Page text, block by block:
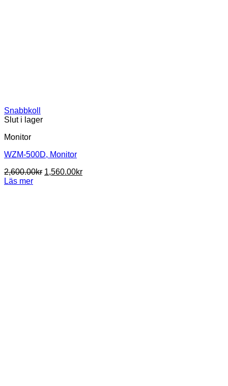
Snabbkoll
Slut i lager
Monitor
WZM-500D, Monitor
2,600.00kr Det
1,560.00krDet
Läs mer